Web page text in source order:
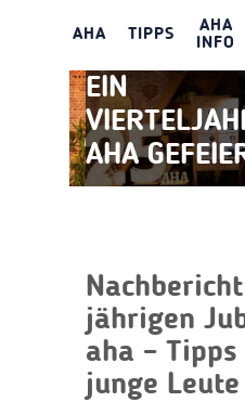
AHA TIPPS
AHA
INFO
EIN
AHA
jährigen
aha –
junge Leute